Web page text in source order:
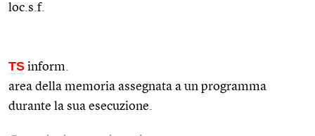
loc.s.f.
TS inform.
area della memoria assegnata a un programma
durante la sua esecuzione.